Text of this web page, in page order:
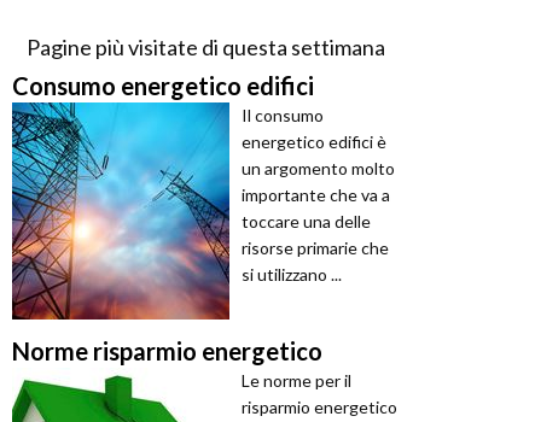
Pagine più visitate di questa settimana
Consumo energetico edifici
Il consumo
energetico edifici è
un argomento molto
importante che va a
toccare una delle
risorse primarie che
si utilizzano ...
Norme risparmio energetico
Le norme per il
risparmio energetico